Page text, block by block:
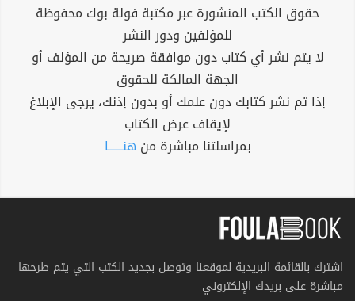
حقوق الكتب المنشورة عبر مكتبة فولة بوك محفوظة
للمؤلفين ودور النشر
لا يتم نشر أي كتاب دون موافقة صريحة من المؤلف أو
الجهة المالكة للحقوق
إذا تم نشر كتابك دون علمك أو بدون إذنك، يرجى الإبلاغ
لإيقاف عرض الكتاب
بمراسلتنا مباشرة من هنــــــا
اشترك بالقائمة البريدية لموقعنا وتوصل بجديد الكتب التي يتم طرحها
مباشرة على بريدك الإلكتروني